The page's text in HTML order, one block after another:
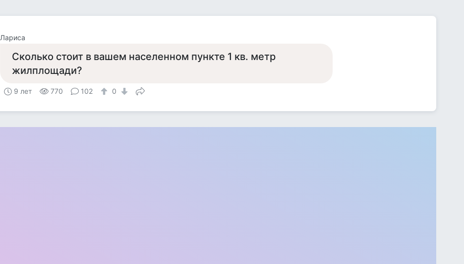
Лариса
Сколько стоит в вашем населенном пункте 1 кв. метр
жилплощади?
9 лет 770 102 0